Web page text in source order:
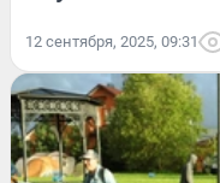
12 сентября, 2025, 09:31